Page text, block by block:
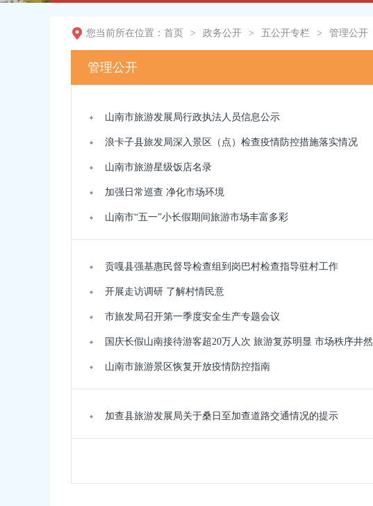
您当前所在位置： 首页 > 政务公开 > 五公开专栏 > 管理公开
管理公开
山南市旅游发展局行政执法人员信息公示
浪卡子县旅发局深入景区（点）检查疫情防控措施落实情况
山南市旅游星级饭店名录
加强日常巡查 净化市场环境
山南市“五一”小长假期间旅游市场丰富多彩
贡嘎县强基惠民督导检查组到岗巴村检查指导驻村工作
开展走访调研 了解村情民意
市旅发局召开第一季度安全生产专题会议
国庆长假山南接待游客超20万人次 旅游复苏明显 市场秩序井然
山南市旅游景区恢复开放疫情防控指南
加查县旅游发展局关于桑日至加查道路交通情况的提示